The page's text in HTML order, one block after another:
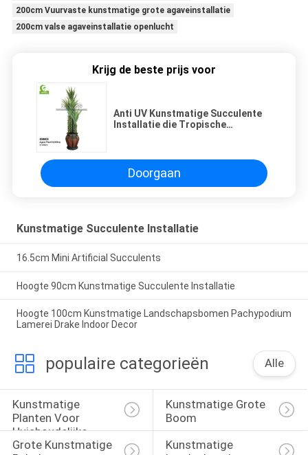
200cm Vuurvaste kunstmatige grote agaveinstallatie
200cm valse agaveinstallatie openlucht
Krijg de beste prijs voor
Anti UV Kunstmatige Succulente
Installatie die Tropische
Doorgaan
Kunstmatige Succulente Installatie
16.5cm Mini Artificial Succulents
Hoogte 90cm Kunstmatige Succulente Installatie
Hoogte 100cm Kunstmatige Landschapsbomen Pachypodium
Lamerei Drake Indoor Decor
populaire categorieën Alle
Kunstmatige
Planten Voor
Huishoudelijke
Inrichting
Kunstmatige Grote
Boom
Grote Kunstmatige
Kunstmatige